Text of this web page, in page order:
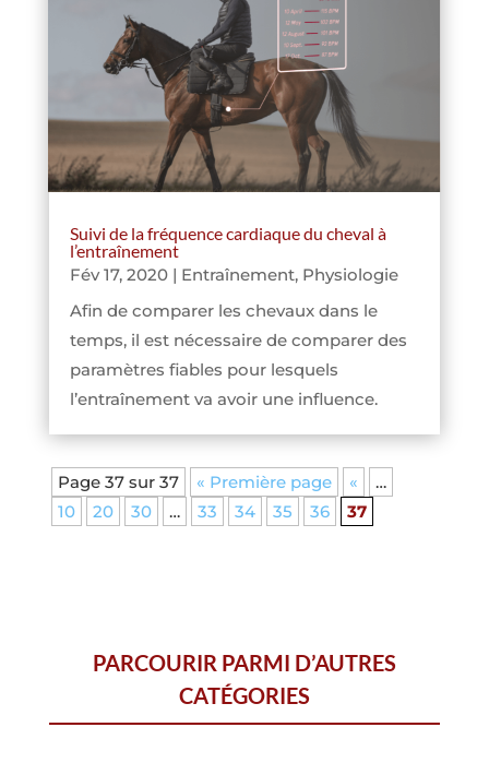
Suivi de la fréquence cardiaque du cheval à
l’entraînement
Fév 17, 2020| Entraînement, Physiologie
Afin de comparer les chevaux dans le
temps, il est nécessaire de comparer des
paramètres fiables pour lesquels
l’entraînement va avoir une influence.
Page 37 sur 37 « Première page «
…
10
20 30 … 33 34 35 36 37
PARCOURIR PARMI D’AUTRES
CATÉGORIES